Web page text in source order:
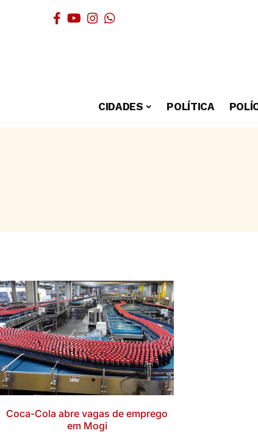
CIDADES POLÍTICA
Coca-Cola abre vagas de emprego
em Mogi